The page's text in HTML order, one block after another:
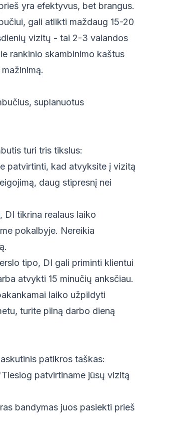
yra efektyvus, bet brangus.
gali atlikti maždaug 15-20
vizitų - tai 2-3 valandos
rankinio skambinimo kaštus
.
suplanuotus
turi tris tikslus:
patvirtinti, kad atvyksite į vizitą
daug stipresnį nei
DI tikrina realaus laiko
pokalbyje. Nereikia
tipo, DI gali priminti klientui
atvykti 15 minučių anksčiau.
laiko užpildyti
turite pilną darbo dieną
patikros taškas:
patvirtiname jūsų vizitą
bandymas juos pasiekti prieš